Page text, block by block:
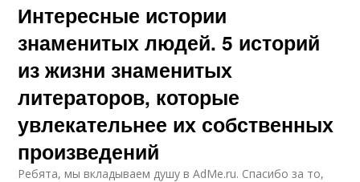
Интересные истории
знаменитых людей. 5 историй
из жизни знаменитых
литераторов, которые
увлекательнее их собственных
произведений
Ребята, мы вкладываем душу в AdMe.ru. Cпасибо за то,